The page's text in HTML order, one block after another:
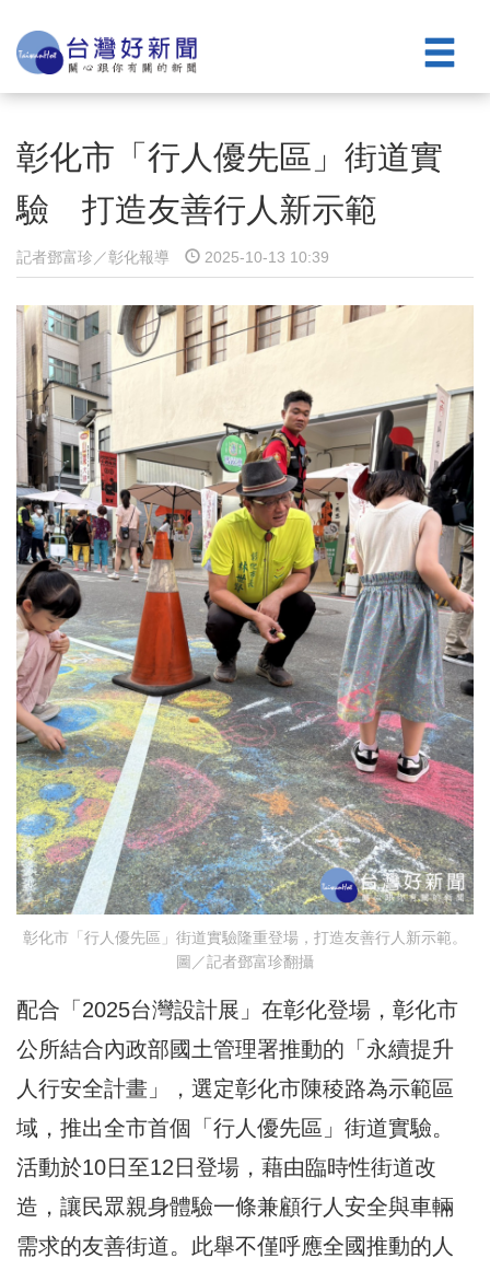
彰化市「行人優先區」街道實
驗 打造友善行人新示範
記者鄧富珍／彰化報導 2025-10-13 10:39
彰化市「行人優先區」街道實驗隆重登場，打造友善行人新示範。
圖／記者鄧富珍翻攝
配合「2025台灣設計展」在彰化登場，彰化市
公所結合內政部國土管理署推動的「永續提升
人行安全計畫」，選定彰化市陳稜路為示範區
域，推出全市首個「行人優先區」街道實驗。
活動於10日至12日登場，藉由臨時性街道改
造，讓民眾親身體驗一條兼顧行人安全與車輛
需求的友善街道。此舉不僅呼應全國推動的人